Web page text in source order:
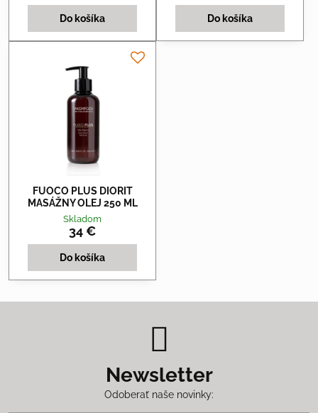
Do košíka Do košíka
FUOCO PLUS DIORIT
MASÁŽNY OLEJ 250 ML
Skladom
34 €
Do košíka
Newsletter
Odoberať naše novinky: